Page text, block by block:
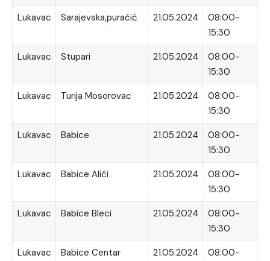
Lukavac
Sarajevska,puračić 21.05.2024
08:00-
15:30
Lukavac
Stupari 21.05.2024
08:00-
15:30
Lukavac
Turija Mosorovac 21.05.2024
08:00-
15:30
Lukavac
Babice 21.05.2024
08:00-
15:30
Lukavac
Babice Alići 21.05.2024
08:00-
15:30
Lukavac
Babice Bleci 21.05.2024
08:00-
15:30
Lukavac
Babice Centar 21.05.2024
08:00-